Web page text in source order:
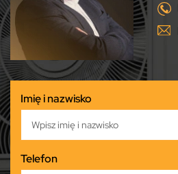
Imię i nazwisko
Telefon